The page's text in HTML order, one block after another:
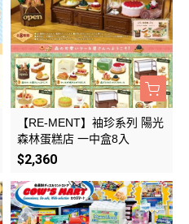
【RE-MENT】袖珍系列 陽光
森林蛋糕店 一中盒8入
$2,360